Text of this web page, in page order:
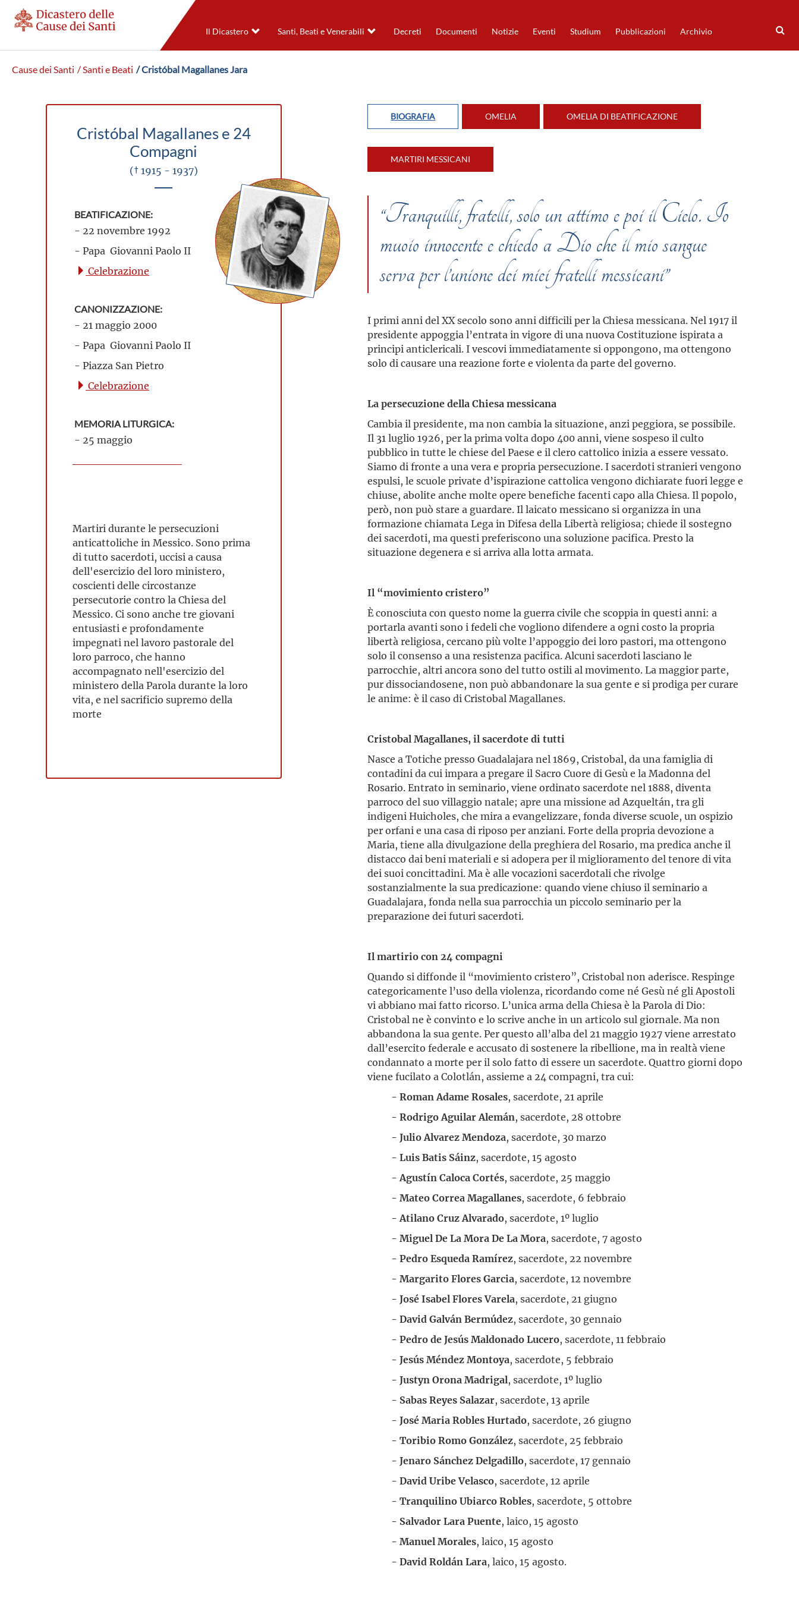
Il Dicastero Santi, Beati e Venerabili Decreti Documenti Notizie Eventi Studium Pubblicazioni Archivio
Cause dei Santi / Santi e Beati / Cristóbal Magallanes Jara
Cristóbal Magallanes e 24
Compagni
(† 1915 - 1937)
BEATIFICAZIONE:
- 22 novembre 1992
- Papa Giovanni Paolo II
Celebrazione
CANONIZZAZIONE:
- 21 maggio 2000
- Papa Giovanni Paolo II
- Piazza San Pietro
Celebrazione
MEMORIA LITURGICA:
- 25 maggio
Martiri durante le persecuzioni
anticattoliche in Messico. Sono prima
di tutto sacerdoti, uccisi a causa
dell'esercizio del loro ministero,
coscienti delle circostanze
persecutorie contro la Chiesa del
Messico. Ci sono anche tre giovani
entusiasti e profondamente
impegnati nel lavoro pastorale del
loro parroco, che hanno
accompagnato nell'esercizio del
ministero della Parola durante la loro
vita, e nel sacrificio supremo della
morte
BIOGRAFIA OMELIA OMELIA DI BEATIFICAZIONE
MARTIRI MESSICANI
“Tranquilli, fratelli, solo un attimo e poi il Cielo. Io
muoio innocente e chiedo a Dio che il mio sangue
serva per l’unione dei miei fratelli messicani”
I primi anni del XX secolo sono anni difficili per la Chiesa messicana. Nel 1917 il
presidente appoggia l’entrata in vigore di una nuova Costituzione ispirata a
principi anticlericali. I vescovi immediatamente si oppongono, ma ottengono
solo di causare una reazione forte e violenta da parte del governo.
La persecuzione della Chiesa messicana
Cambia il presidente, ma non cambia la situazione, anzi peggiora, se possibile.
Il 31 luglio 1926, per la prima volta dopo 400 anni, viene sospeso il culto
pubblico in tutte le chiese del Paese e il clero cattolico inizia a essere vessato.
Siamo di fronte a una vera e propria persecuzione. I sacerdoti stranieri vengono
espulsi, le scuole private d’ispirazione cattolica vengono dichiarate fuori legge e
chiuse, abolite anche molte opere benefiche facenti capo alla Chiesa. Il popolo,
però, non può stare a guardare. Il laicato messicano si organizza in una
formazione chiamata Lega in Difesa della Libertà religiosa; chiede il sostegno
dei sacerdoti, ma questi preferiscono una soluzione pacifica. Presto la
situazione degenera e si arriva alla lotta armata.
Il “movimiento cristero”
È conosciuta con questo nome la guerra civile che scoppia in questi anni: a
portarla avanti sono i fedeli che vogliono difendere a ogni costo la propria
libertà religiosa, cercano più volte l’appoggio dei loro pastori, ma ottengono
solo il consenso a una resistenza pacifica. Alcuni sacerdoti lasciano le
parrocchie, altri ancora sono del tutto ostili al movimento. La maggior parte,
pur dissociandosene, non può abbandonare la sua gente e si prodiga per curare
le anime: è il caso di Cristobal Magallanes.
Cristobal Magallanes, il sacerdote di tutti
Nasce a Totiche presso Guadalajara nel 1869, Cristobal, da una famiglia di
contadini da cui impara a pregare il Sacro Cuore di Gesù e la Madonna del
Rosario. Entrato in seminario, viene ordinato sacerdote nel 1888, diventa
parroco del suo villaggio natale; apre una missione ad Azqueltán, tra gli
indigeni Huicholes, che mira a evangelizzare, fonda diverse scuole, un ospizio
per orfani e una casa di riposo per anziani. Forte della propria devozione a
Maria, tiene alla divulgazione della preghiera del Rosario, ma predica anche il
distacco dai beni materiali e si adopera per il miglioramento del tenore di vita
dei suoi concittadini. Ma è alle vocazioni sacerdotali che rivolge
sostanzialmente la sua predicazione: quando viene chiuso il seminario a
Guadalajara, fonda nella sua parrocchia un piccolo seminario per la
preparazione dei futuri sacerdoti.
Il martirio con 24 compagni
Quando si diffonde il “movimiento cristero”, Cristobal non aderisce. Respinge
categoricamente l’uso della violenza, ricordando come né Gesù né gli Apostoli
vi abbiano mai fatto ricorso. L’unica arma della Chiesa è la Parola di Dio:
Cristobal ne è convinto e lo scrive anche in un articolo sul giornale. Ma non
abbandona la sua gente. Per questo all’alba del 21 maggio 1927 viene arrestato
dall’esercito federale e accusato di sostenere la ribellione, ma in realtà viene
condannato a morte per il solo fatto di essere un sacerdote. Quattro giorni dopo
viene fucilato a Colotlán, assieme a 24 compagni, tra cui:
- Roman Adame Rosales, sacerdote, 21 aprile
- Rodrigo Aguilar Alemán, sacerdote, 28 ottobre
- Julio Alvarez Mendoza, sacerdote, 30 marzo
- Luis Batis Sáinz, sacerdote, 15 agosto
- Agustín Caloca Cortés, sacerdote, 25 maggio
- Mateo Correa Magallanes, sacerdote, 6 febbraio
- Atilano Cruz Alvarado, sacerdote, 1º luglio
- Miguel De La Mora De La Mora, sacerdote, 7 agosto
- Pedro Esqueda Ramírez, sacerdote, 22 novembre
- Margarito Flores Garcia, sacerdote, 12 novembre
- José Isabel Flores Varela, sacerdote, 21 giugno
- David Galván Bermúdez, sacerdote, 30 gennaio
- Pedro de Jesús Maldonado Lucero, sacerdote, 11 febbraio
- Jesús Méndez Montoya, sacerdote, 5 febbraio
- Justyn Orona Madrigal, sacerdote, 1º luglio
- Sabas Reyes Salazar, sacerdote, 13 aprile
- José Maria Robles Hurtado, sacerdote, 26 giugno
- Toribio Romo González, sacerdote, 25 febbraio
- Jenaro Sánchez Delgadillo, sacerdote, 17 gennaio
- David Uribe Velasco, sacerdote, 12 aprile
- Tranquilino Ubiarco Robles, sacerdote, 5 ottobre
- Salvador Lara Puente, laico, 15 agosto
- Manuel Morales, laico, 15 agosto
- David Roldán Lara, laico, 15 agosto.